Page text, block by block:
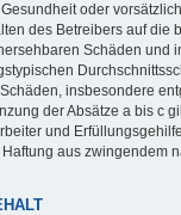
oder
des Betreibers auf die
Schäden und
insbesondere
der Absätze a bis c
und
aus zwingendem